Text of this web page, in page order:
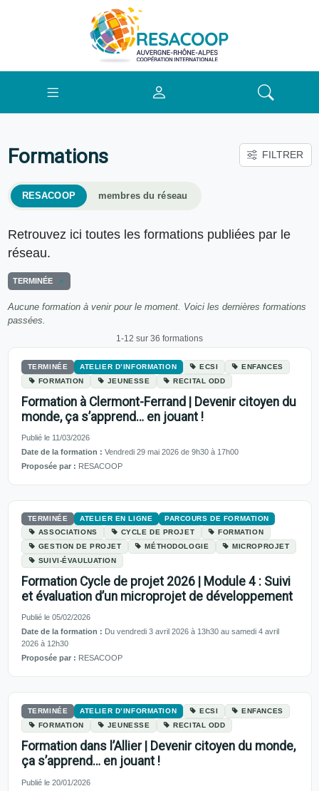
Formations FILTRER
RESACOOP membres du réseau
Retrouvez ici toutes les formations publiées par le
réseau.
TERMINÉE
Aucune formation à venir pour le moment. Voici les dernières formations
passées.
1-12 sur 36 formations
TERMINÉE ATELIER D’INFORMATION ECSI
ENFANCES
FORMATION
JEUNESSE RECITAL ODD
Formation à Clermont-Ferrand | Devenir citoyen du
monde, ça s’apprend… en jouant !
Publié le 11/03/2026
Date de la formation : Vendredi 29 mai 2026 de 9h30 à 17h00
Proposée par : RESACOOP
TERMINÉE ATELIER EN LIGNE
PARCOURS DE FORMATION
ASSOCIATIONS
CYCLE DE PROJET
FORMATION
GESTION DE PROJET
MÉTHODOLOGIE
MICROPROJET
SUIVI-ÉVAULUATION
Formation Cycle de projet 2026 | Module 4 : Suivi
et évaluation d’un microprojet de développement
Publié le 05/02/2026
Date de la formation : Du vendredi 3 avril 2026 à 13h30 au samedi 4 avril
2026 à 12h30
Proposée par : RESACOOP
TERMINÉE ATELIER D’INFORMATION ECSI
ENFANCES
FORMATION
JEUNESSE RECITAL ODD
Formation dans l’Allier | Devenir citoyen du monde,
ça s’apprend… en jouant !
Publié le 20/01/2026